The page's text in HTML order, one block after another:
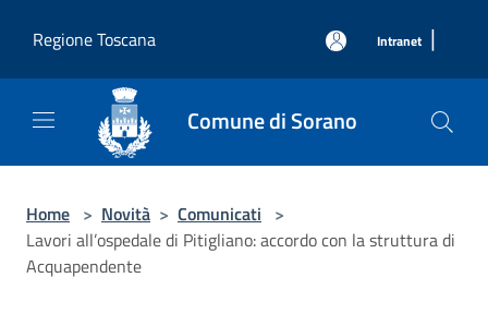
Regione Toscana
Intranet |
Comune di Sorano
Home > Novità > Comunicati >
Lavori all’ospedale di Pitigliano: accordo con la struttura di
Acquapendente